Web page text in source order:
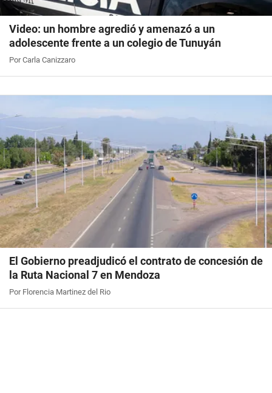
Video: un hombre agredió y amenazó a un
adolescente frente a un colegio de Tunuyán
Por Carla Canizzaro
El Gobierno preadjudicó el contrato de concesión de
la Ruta Nacional 7 en Mendoza
Por Florencia Martinez del Rio